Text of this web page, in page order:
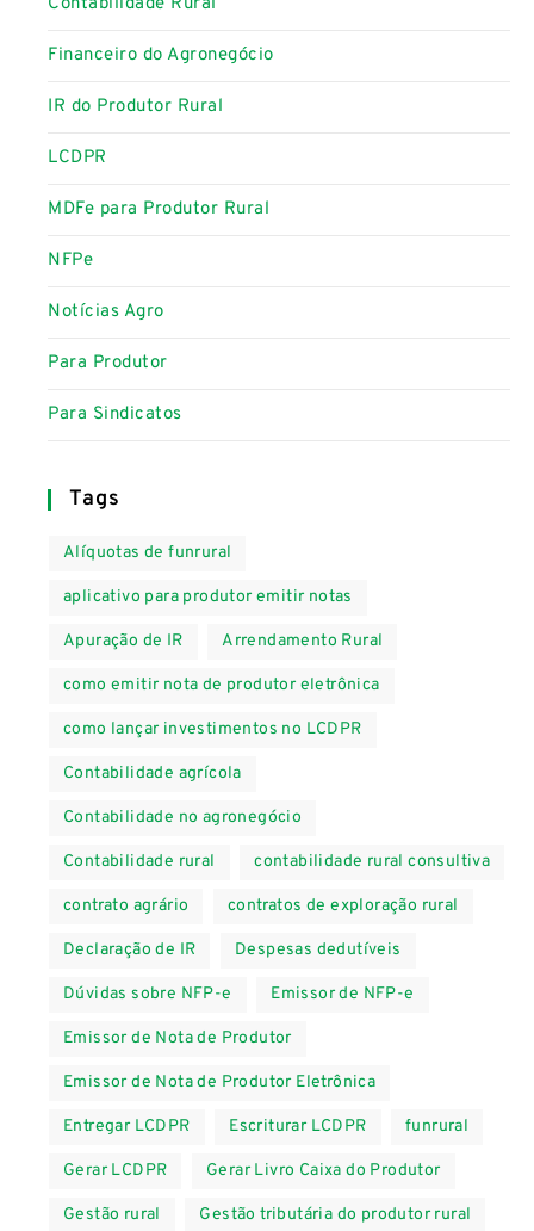
Financeiro do Agronegócio
IR do Produtor Rural
LCDPR
MDFe para Produtor Rural
NFPe
Notícias Agro
Para Produtor
Para Sindicatos
Tags
Alíquotas de funrural
aplicativo para produtor emitir notas
Apuração de IR Arrendamento Rural
como emitir nota de produtor eletrônica
como lançar investimentos no LCDPR
Contabilidade agrícola
Contabilidade no agronegócio
Contabilidade rural contabilidade rural consultiva
contrato agrário contratos de exploração rural
Declaração de IR Despesas dedutíveis
Dúvidas sobre NFP-e Emissor de NFP-e
Emissor de Nota de Produtor
Emissor de Nota de Produtor Eletrônica
Entregar LCDPR Escriturar LCDPR funrural
Gerar LCDPR Gerar Livro Caixa do Produtor
Gestão rural Gestão tributária do produtor rural